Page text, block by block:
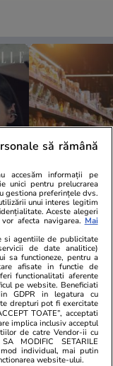
Advertorial
Înscrie-te
voucher de
să rămână
accesăm informații pe
unici pentru prelucrarea
gestiona preferințele dvs.
unui interes legitim
Aceste alegeri
afecta navigarea. Mai
si agentiile de publicitate
de date analitice)
sa functioneze, pentru a
afisate in functie de
functionalitati aferente
pe website. Beneficiati
GDPR in legatura cu
drepturi pot fi exercitate
TOATE”, acceptati
implica inclusiv acceptul
de catre Vendor-ii cu
MODIFIC SETARILE
individual, mai putin
website-ului.